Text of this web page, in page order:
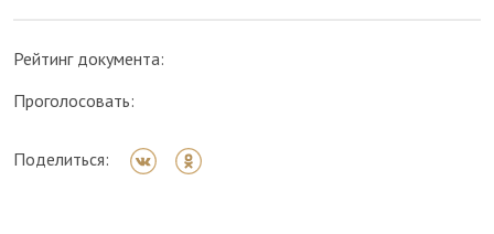
Рейтинг документа:
Проголосовать:
Поделиться: